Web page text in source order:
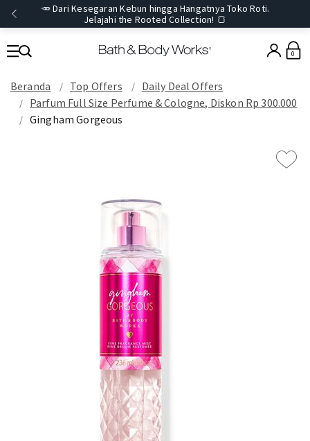
🥕 Dari Kesegaran Kebun hingga Hangatnya Toko Roti.
Jelajahi the Rooted Collection! 🍞
0
Beranda Top Offers
Daily Deal Offers
Parfum Full Size Perfume & Cologne, Diskon Rp 300.000
Gingham Gorgeous